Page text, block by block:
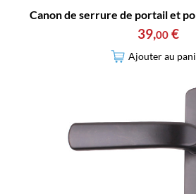
Canon de serrure de portail et
39,00 €
Ajouter au